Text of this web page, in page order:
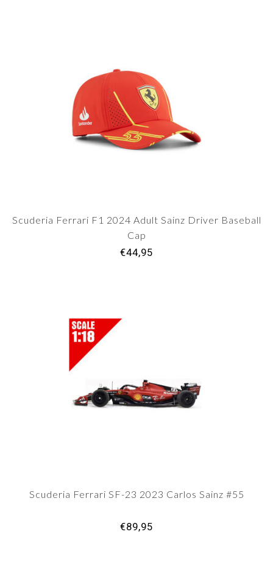
Scuderia Ferrari F1 2024 Adult Sainz Driver Baseball
Cap
€44,95
Scuderia Ferrari SF-23 2023 Carlos Sainz #55
€89,95